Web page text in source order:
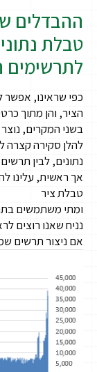
ההבדלים
טבלת
לתרשימים
כפי שראינו, אפשר
הציר, והן מתוך
בשני המקרים,
להלן סקירה קצרה
נתונים, לבין
אך ראשית, עלינו
טבלת ציר
ומתי משתמשים
נניח שאנו רוצים
אם ניצור תרשים